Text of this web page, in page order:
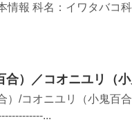
情報 科名：イワタバコ
合）／コオニユリ（
）/コオニユリ（小鬼
...